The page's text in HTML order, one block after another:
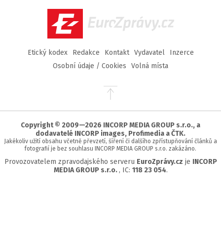
Facebook
TwitterInstagram
YouTube
EuroZprávy.cz
Etický kodex Redakce Kontakt Vydavatel
Inzerce
Osobní údaje / Cookies
Volná místa
Přejít
stránky
Copyright © 2009—2026 INCORP MEDIA GROUP s.r.o., a
dodavatelé INCORP images, Profimedia a ČTK.
Jakékoliv užití obsahu včetně převzetí, šíření či dalšího zpřístupňování článků a
fotografií je bez souhlasu INCORP MEDIA GROUP s.r.o. zakázáno.
Provozovatelem zpravodajského serveru EuroZprávy.cz je INCORP
MEDIA GROUP s.r.o. , IC: 118 23 054.